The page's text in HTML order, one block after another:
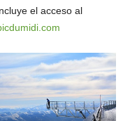
el acceso al